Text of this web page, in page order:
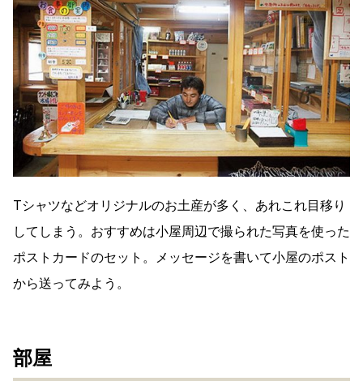
Tシャツなどオリジナルのお土産が多く、あれこれ目移り
してしまう。おすすめは小屋周辺で撮られた写真を使った
ポストカードのセット。メッセージを書いて小屋のポスト
から送ってみよう。
部屋